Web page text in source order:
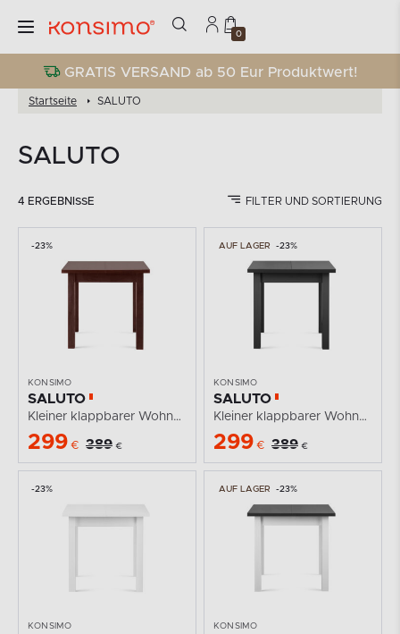
0
GRATIS VERSAND ab 50 Eur Produktwert!
Startseite SALUTO
SALUTO
4 ERGEBNISSE FILTER UND SORTIERUNG
-23%
KONSIMO
SALUTO
Kleiner klappbarer Wohnungstisch 80 cm Nussbaum
299 € 389 €
AUF LAGER -23%
KONSIMO
SALUTO
Kleiner klappbarer Wohnungstisch 80 cm grau/weiß
299 € 389 €
-23%
KONSIMO
AUF LAGER -23%
KONSIMO